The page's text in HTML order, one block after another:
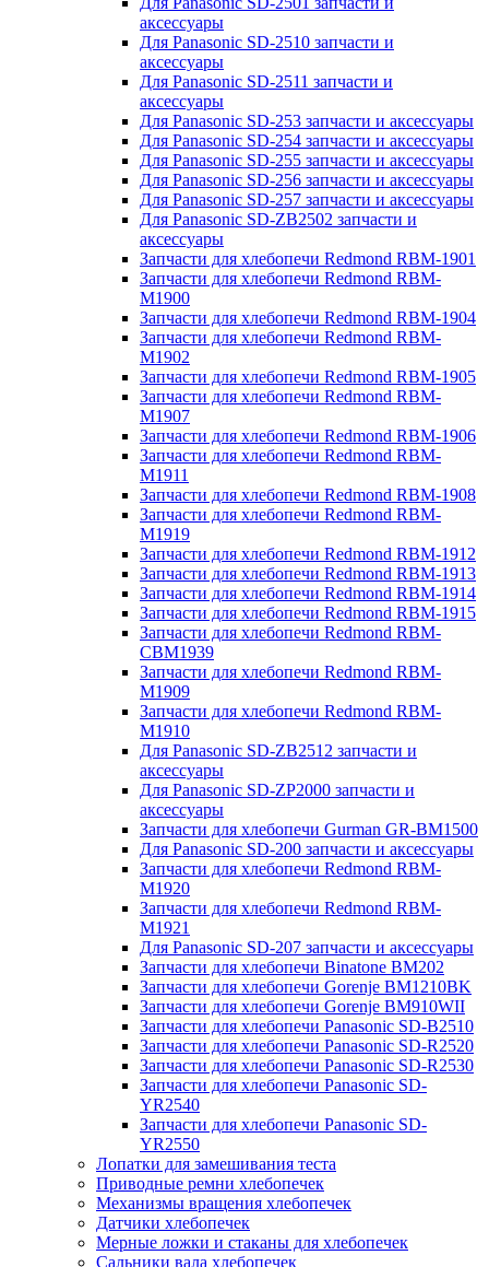
аксессуары
Для Panasonic SD-2510 запчасти и
аксессуары
Для Panasonic SD-2511 запчасти и
аксессуары
Для Panasonic SD-253 запчасти и аксессуары
Для Panasonic SD-254 запчасти и аксессуары
Для Panasonic SD-255 запчасти и аксессуары
Для Panasonic SD-256 запчасти и аксессуары
Для Panasonic SD-257 запчасти и аксессуары
Для Panasonic SD-ZB2502 запчасти и
аксессуары
Запчасти для хлебопечи Redmond RBM-1901
Запчасти для хлебопечи Redmond RBM-
M1900
Запчасти для хлебопечи Redmond RBM-1904
Запчасти для хлебопечи Redmond RBM-
M1902
Запчасти для хлебопечи Redmond RBM-1905
Запчасти для хлебопечи Redmond RBM-
M1907
Запчасти для хлебопечи Redmond RBM-1906
Запчасти для хлебопечи Redmond RBM-
M1911
Запчасти для хлебопечи Redmond RBM-1908
Запчасти для хлебопечи Redmond RBM-
M1919
Запчасти для хлебопечи Redmond RBM-1912
Запчасти для хлебопечи Redmond RBM-1913
Запчасти для хлебопечи Redmond RBM-1914
Запчасти для хлебопечи Redmond RBM-1915
Запчасти для хлебопечи Redmond RBM-
CBM1939
Запчасти для хлебопечи Redmond RBM-
M1909
Запчасти для хлебопечи Redmond RBM-
M1910
Для Panasonic SD-ZB2512 запчасти и
аксессуары
Для Panasonic SD-ZP2000 запчасти и
аксессуары
Запчасти для хлебопечи Gurman GR-BM1500
Для Panasonic SD-200 запчасти и аксессуары
Запчасти для хлебопечи Redmond RBM-
M1920
Запчасти для хлебопечи Redmond RBM-
M1921
Для Panasonic SD-207 запчасти и аксессуары
Запчасти для хлебопечи Binatone BM202
Запчасти для хлебопечи Gorenje BM1210BK
Запчасти для хлебопечи Gorenje BM910WII
Запчасти для хлебопечи Panasonic SD-B2510
Запчасти для хлебопечи Panasonic SD-R2520
Запчасти для хлебопечи Panasonic SD-R2530
Запчасти для хлебопечи Panasonic SD-
YR2540
Запчасти для хлебопечи Panasonic SD-
YR2550
Лопатки для замешивания теста
Приводные ремни хлебопечек
Механизмы вращения хлебопечек
Датчики хлебопечек
Мерные ложки и стаканы для хлебопечек
Сальники вала хлебопечек